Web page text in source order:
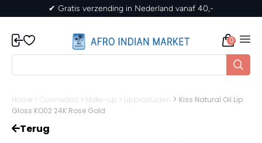
✔ Gratis verzending in Nederland vanaf 40,-
0
Home > Cosmetica > Make-up > Lipproducten > Kiss Natural Oil Lip
Gloss KO02 24K Rose Gold
Terug